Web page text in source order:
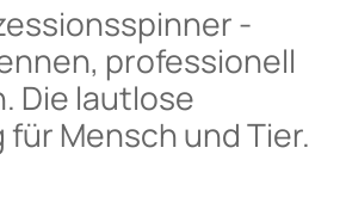
-
professionell
Die lautlose
Mensch und Tier.